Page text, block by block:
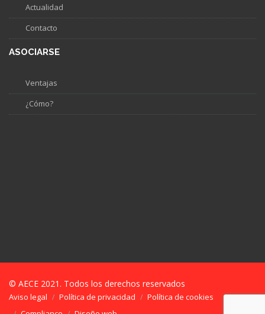
Actualidad
Contacto
ASOCIARSE
Ventajas
¿Cómo?
© AECE 2021. Todos los derechos reservados
Aviso legal Política de privacidad
Política de cookies